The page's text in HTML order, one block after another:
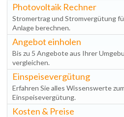
Photovoltaik Rechner
Stromertrag und Stromvergütung
Anlage berechnen.
Angebot einholen
Bis zu 5 Angebote aus Ihrer
vergleichen.
Einspeisevergütung
Erfahren Sie alles Wissenswerte
Einspeisevergütung.
Kosten & Preise